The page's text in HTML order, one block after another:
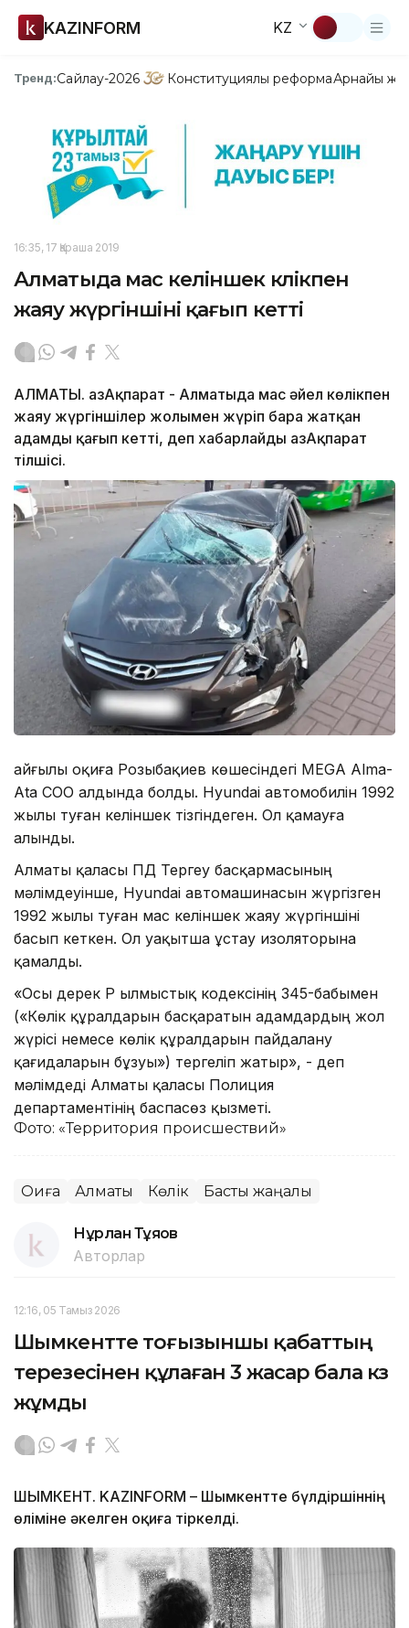
KAZINFORM KZ
Тренд:Сайлау-2026 Конституциялық реформаАрнайы
16:35, 17 Қараша 2019
Алматыда мас келіншек көлікпен
жаяу жүргіншіні қағып кетті
АЛМАТЫ. ҚазАқпарат - Алматыда мас әйел көлікпен
жаяу жүргіншілер жолымен жүріп бара жатқан
адамды қағып кетті, деп хабарлайды ҚазАқпарат
тілшісі.
Қайғылы оқиға Розыбақиев көшесіндегі MEGA Alma-
Ata СОО алдында болды. Hyundai автомобилін 1992
жылы туған келіншек тізгіндеген. Ол қамауға
алынды.
Алматы қаласы ПД Тергеу басқармасының
мәлімдеуінше, Hyundai автомашинасын жүргізген
1992 жылы туған мас келіншек жаяу жүргіншіні
басып кеткен. Ол уақытша ұстау изоляторына
қамалды.
«Осы дерек ҚР Қылмыстық кодексінің 345-бабымен
(«Көлiк құралдарын басқаратын адамдардың жол
жүрісі немесе көлiк құралдарын пайдалану
қағидаларын бұзуы») тергеліп жатыр», - деп
мәлімдеді Алматы қаласы Полиция
департаментінің баспасөз қызметі.
Фото: «Территория происшествий»
Оқиға Алматы Көлік Басты жаңалық
Нұрлан Тұяқов
Авторлар
12:16, 05 Тамыз 2026
Шымкентте тоғызыншы қабаттың
терезесінен құлаған 3 жасар бала көз
жұмды
ШЫМКЕНТ. KAZINFORM – Шымкентте бүлдіршіннің
өліміне әкелген оқиға тіркелді.